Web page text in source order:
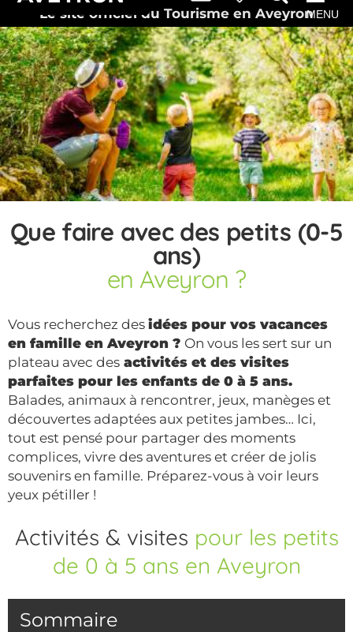
Le site officiel du Tourisme en AveyronMENU
Que faire avec des petits (0-5
ans)
en Aveyron ?
Vous recherchez des idées pour vos vacances
en famille en Aveyron ? On vous les sert sur un
plateau avec des activités et des visites
parfaites pour les enfants de 0 à 5 ans.
Balades, animaux à rencontrer, jeux, manèges et
découvertes adaptées aux petites jambes… Ici,
tout est pensé pour partager des moments
complices, vivre des aventures et créer de jolis
souvenirs en famille. Préparez-vous à voir leurs
yeux pétiller !
Activités & visites pour les petits
de 0 à 5 ans en Aveyron
Sommaire